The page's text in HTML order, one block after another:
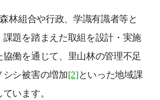
林組合や行政、学識有識者等と
題を踏まえた取組を設計・実施
協働を通じて、里山林の管理不足
シシ被害の増加[2] といった地域課
います。